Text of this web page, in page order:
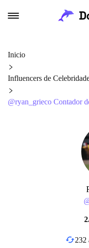
Inicio
Influencers de
@ryan_grieco Contador
232